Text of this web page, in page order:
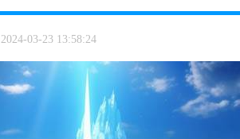
2024-03-23 13:58:24